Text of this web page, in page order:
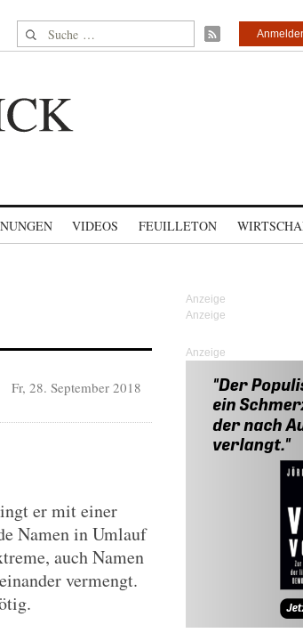
Suche nach:
VIDEOS FEUILLETON
Fr, 28. September 2018
er mit einer
Namen in Umlauf
auch Namen
vermengt.
Anzeige